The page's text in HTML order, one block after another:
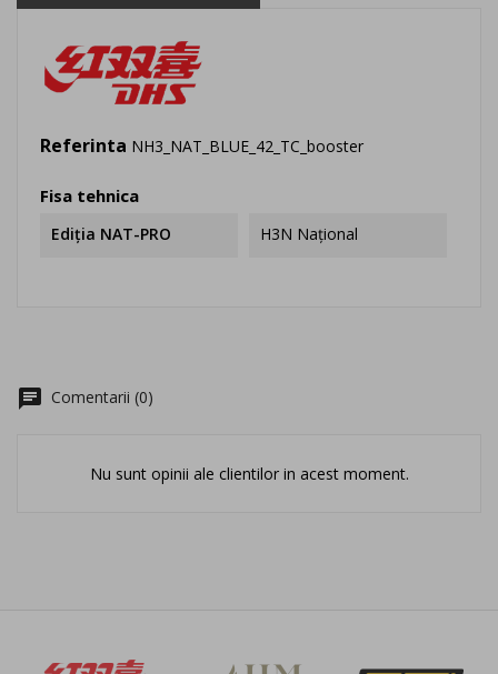
Referinta NH3_NAT_BLUE_42_TC_booster
Fisa tehnica
Ediția NAT-PRO H3N Național
chat Comentarii (0)
Nu sunt opinii ale clientilor in acest moment.